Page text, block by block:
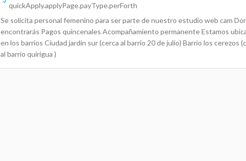
quickApply.applyPage.payType.perForth
Se solicita personal femenino para ser parte de nuestro estudio web cam
encontrarás Pagos quincenales Acompañamiento permanente Estamos
en los barrios Ciudad jardín sur (cerca al barrio 20 de julio) Barrio los cerezos
al barrio quirigua )